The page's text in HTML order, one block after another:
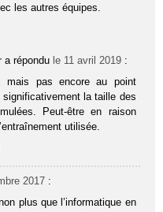
les autres équipes.
a répondu le 11 avril 2019 :
mais pas encore au point
significativement la taille des
Peut-être en raison
utilisée.
2017 :
plus que l’informatique en